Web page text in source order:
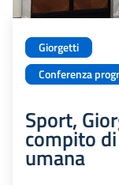
Giorgetti
Conferenza
Sport,
compito
umana